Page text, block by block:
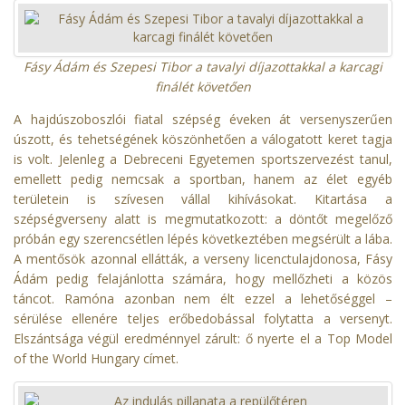
Fásy Ádám és Szepesi Tibor a tavalyi díjazottakkal a karcagi
finálét követően
A hajdúszoboszlói fiatal szépség éveken át versenyszerűen
úszott, és tehetségének köszönhetően a válogatott keret tagja
is volt. Jelenleg a Debreceni Egyetemen sportszervezést tanul,
emellett pedig nemcsak a sportban, hanem az élet egyéb
területein is szívesen vállal kihívásokat. Kitartása a
szépségverseny alatt is megmutatkozott: a döntőt megelőző
próbán egy szerencsétlen lépés következtében megsérült a lába.
A mentősök azonnal ellátták, a verseny licenctulajdonosa, Fásy
Ádám pedig felajánlotta számára, hogy mellőzheti a közös
táncot. Ramóna azonban nem élt ezzel a lehetőséggel –
sérülése ellenére teljes erőbedobással folytatta a versenyt.
Elszántsága végül eredménnyel zárult: ő nyerte el a Top Model
of the World Hungary címet.